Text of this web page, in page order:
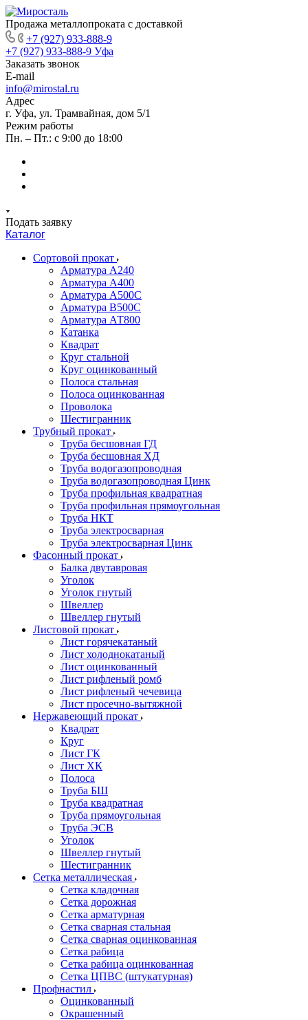
Продажа металлопроката с доставкой
+7 (927) 933-888-9
+7 (927) 933-888-9 Уфа
Заказать звонок
E-mail
info@mirostal.ru
Адрес
г. Уфа, ул. Трамвайная, дом 5/1
Режим работы
Пн. – Пт.: с 9:00 до 18:00
Подать заявку
Каталог
Сортовой прокат
Арматура А240
Арматура А400
Арматура А500C
Арматура В500С
Арматура АТ800
Катанка
Квадрат
Круг стальной
Круг оцинкованный
Полоса стальная
Полоса оцинкованная
Проволока
Шестигранник
Трубный прокат
Труба бесшовная ГД
Труба бесшовная ХД
Труба водогазопроводная
Труба водогазопроводная Цинк
Труба профильная квадратная
Труба профильная прямоугольная
Труба НКТ
Труба электросварная
Труба электросварная Цинк
Фасонный прокат
Балка двутавровая
Уголок
Уголок гнутый
Швеллер
Швеллер гнутый
Листовой прокат
Лист горячекатаный
Лист холоднокатаный
Лист оцинкованный
Лист рифленый ромб
Лист рифленый чечевица
Лист просечно-вытяжной
Нержавеющий прокат
Квадрат
Круг
Лист ГК
Лист ХК
Полоса
Труба БШ
Труба квадратная
Труба прямоугольная
Труба ЭСВ
Уголок
Швеллер гнутый
Шестигранник
Сетка металлическая
Сетка кладочная
Сетка дорожная
Сетка арматурная
Сетка сварная стальная
Сетка сварная оцинкованная
Сетка рабица
Сетка рабица оцинкованная
Сетка ЦПВС (штукатурная)
Профнастил
Оцинкованный
Окрашенный